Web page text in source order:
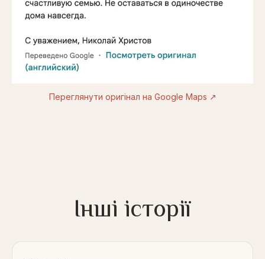
Переглянути оригінал на Google Maps ↗
Інші історії